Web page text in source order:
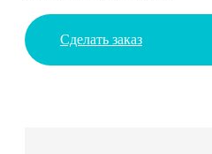
Сделать заказ